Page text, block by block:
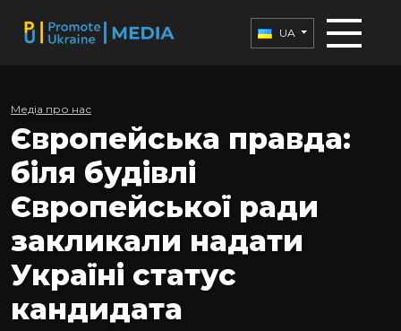
UA
Медіа про нас
Європейська правда:
біля будівлі
Європейської ради
закликали надати
Україні статус
кандидата